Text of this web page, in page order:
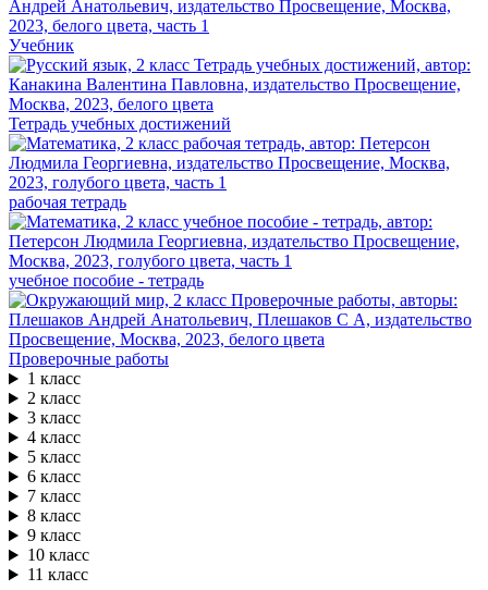
Учебник
Тетрадь учебных достижений
рабочая тетрадь
учебное пособие - тетрадь
Проверочные работы
1 класс
2 класс
3 класс
4 класс
5 класс
6 класс
7 класс
8 класс
9 класс
10 класс
11 класс